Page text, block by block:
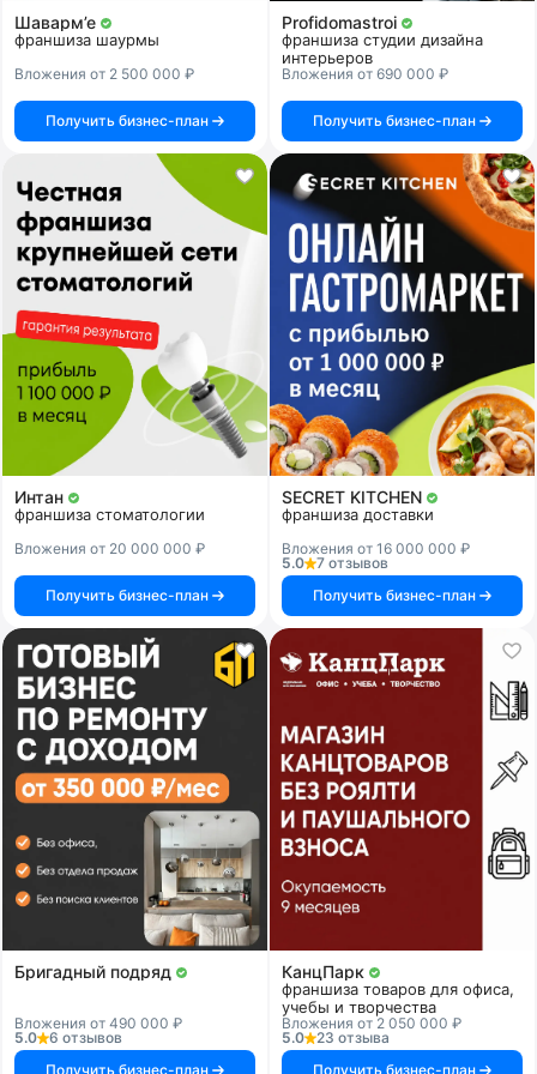
Шаварм’е
франшиза шаурмы
Вложения от 2 500 000 ₽
Получить бизнес-план
Profidomastroi
франшиза студии дизайна
интерьеров
Вложения от 690 000 ₽
Получить бизнес-план
Интан
франшиза стоматологии
Вложения от 20 000 000 ₽
Получить бизнес-план
SECRET KITCHEN
франшиза доставки
Вложения от 16 000 000 ₽
5.0
7 отзывов
Получить бизнес-план
Бригадный подряд
Вложения от 490 000 ₽
5.0
6 отзывов
Получить бизнес-план
КанцПарк
франшиза товаров для офиса,
учебы и творчества
Вложения от 2 050 000 ₽
5.0
23 отзыва
Получить бизнес-план